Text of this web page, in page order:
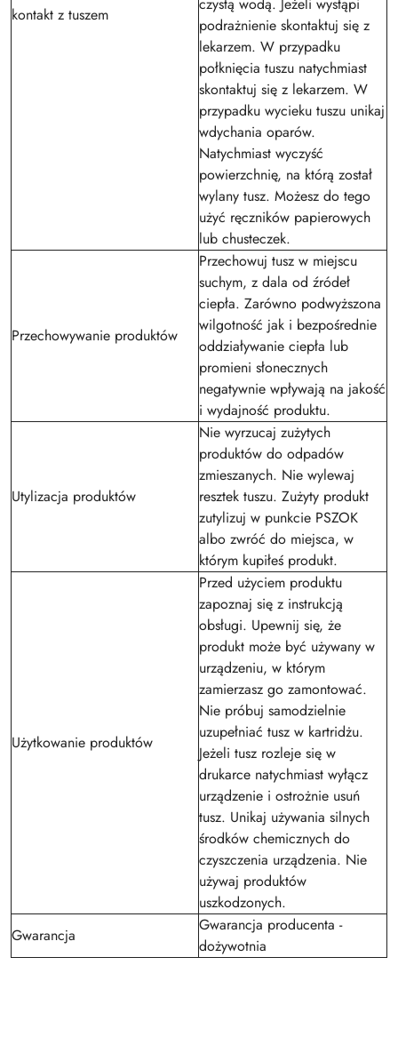
kontakt z tuszem
podrażnienie skontaktuj się z
lekarzem. W przypadku
połknięcia tuszu natychmiast
skontaktuj się z lekarzem. W
przypadku wycieku tuszu unikaj
wdychania oparów.
Natychmiast wyczyść
powierzchnię, na którą został
wylany tusz. Możesz do tego
użyć ręczników papierowych
lub chusteczek.
Przechowywanie produktów
Przechowuj tusz w miejscu
suchym, z dala od źródeł
ciepła. Zarówno podwyższona
wilgotność jak i bezpośrednie
oddziaływanie ciepła lub
promieni słonecznych
negatywnie wpływają na jakość
i wydajność produktu.
Utylizacja produktów
Nie wyrzucaj zużytych
produktów do odpadów
zmieszanych. Nie wylewaj
resztek tuszu. Zużyty produkt
zutylizuj w punkcie PSZOK
albo zwróć do miejsca, w
którym kupiłeś produkt.
Użytkowanie produktów
Przed użyciem produktu
zapoznaj się z instrukcją
obsługi. Upewnij się, że
produkt może być używany w
urządzeniu, w którym
zamierzasz go zamontować.
Nie próbuj samodzielnie
uzupełniać tusz w kartridżu.
Jeżeli tusz rozleje się w
drukarce natychmiast wyłącz
urządzenie i ostrożnie usuń
tusz. Unikaj używania silnych
środków chemicznych do
czyszczenia urządzenia. Nie
używaj produktów
uszkodzonych.
Gwarancja
Gwarancja producenta -
dożywotnia